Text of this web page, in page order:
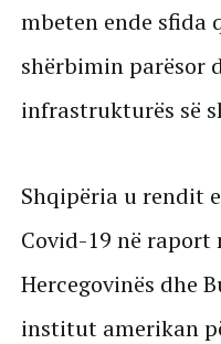
mbeten ende sfida
shërbimin parësor
infrastrukturës së
Shqipëria u rendit
Covid-19 në raport
Hercegovinës dhe
institut amerikan